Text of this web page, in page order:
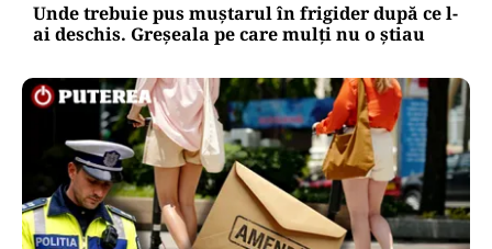
Unde trebuie pus muștarul în frigider după ce l-
ai deschis. Greșeala pe care mulți nu o știau